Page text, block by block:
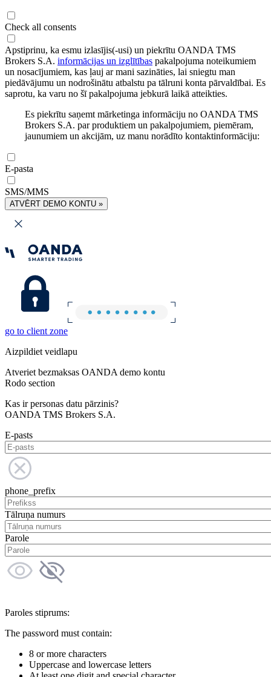
Check all consents
Apstiprinu, ka esmu izlasījis(-usi) un piekrītu OANDA TMS
Brokers S.A. informācijas un izglītības pakalpojuma noteikumiem
un nosacījumiem, kas ļauj ar mani sazināties, lai sniegtu man
piedāvājumu un nodrošinātu atbalstu pa tālruni konta pārvaldībai. Es
saprotu, ka varu no šī pakalpojuma jebkurā laikā atteikties.
Es piekrītu saņemt mārketinga informāciju no OANDA TMS
Brokers S.A. par produktiem un pakalpojumiem, piemēram,
jaunumiem un akcijām, uz manu norādīto kontaktinformāciju:
E-pasta
SMS/MMS
ATVĒRT DEMO KONTU »
go to client zone
Aizpildiet veidlapu
Atveriet bezmaksas OANDA demo kontu
Rodo section
Kas ir personas datu pārzinis?
OANDA TMS Brokers S.A.
E-pasts
phone_prefix
Tālruņa numurs
Parole
Paroles stiprums:
The password must contain:
8 or more characters
Uppercase and lowercase letters